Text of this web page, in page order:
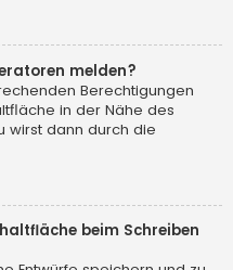
melden?
Berechtigungen
in der Nähe des
wirst dann durch die
beim Schreiben